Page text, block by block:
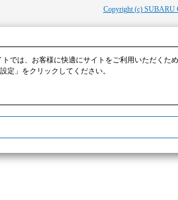
Copyright (c) SUBARU
では、お客様に快適にサイトをご利用いただく
定」をクリックしてください。​